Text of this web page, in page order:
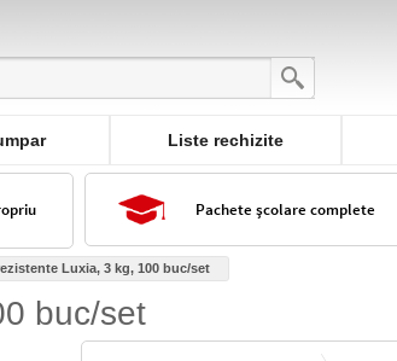
Liste rechizite
Pachete școlare complete
Luxia, 3 kg, 100 buc/set
buc/set